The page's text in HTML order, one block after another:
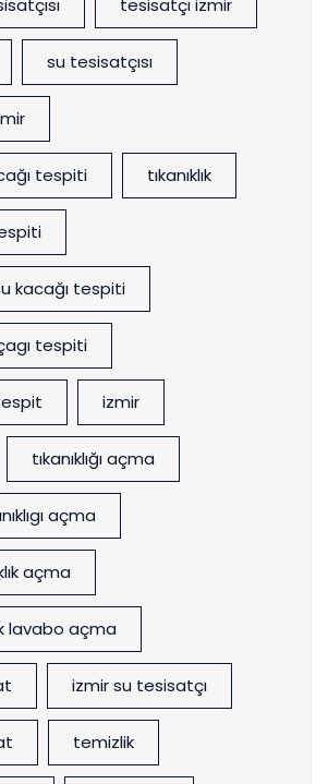
tesisatçı izmir
su tesisatçısı
tespiti tıkanıklık
kacağı tespiti
tespiti
izmir
tıkanıklığı açma
açma
açma
lavabo açma
izmir su tesisatçı
temizlik